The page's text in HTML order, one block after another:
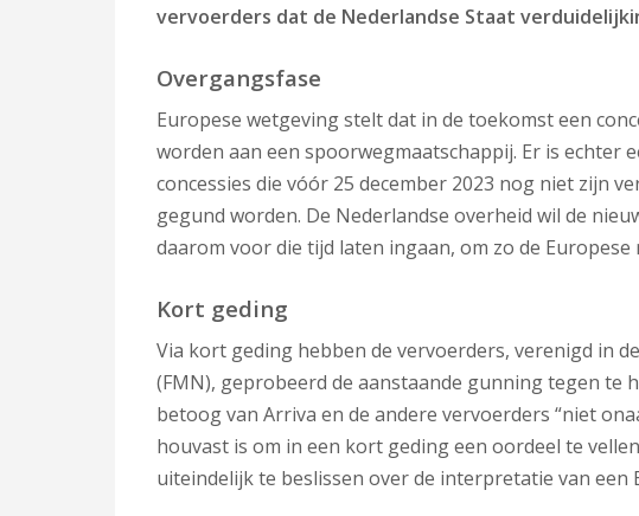
vervoerders dat de Nederlandse Staat
Overgangsfase
Europese wetgeving stelt dat in de toekomst een
worden aan een spoorwegmaatschappij. Er is echter
concessies die vóór 25 december 2023 nog niet zijn
gegund worden. De Nederlandse overheid wil de
daarom voor die tijd laten ingaan, om zo de Europese
Kort geding
Via kort geding hebben de vervoerders, verenigd in
(FMN), geprobeerd de aanstaande gunning tegen te
betoog van Arriva en de andere vervoerders “niet
houvast is om in een kort geding een oordeel te
uiteindelijk te beslissen over de interpretatie van een